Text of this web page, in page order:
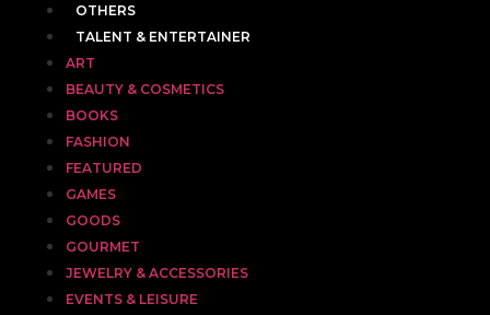
OTHERS
TALENT & ENTERTAINER
ART
BEAUTY & COSMETICS
BOOKS
FASHION
FEATURED
GAMES
GOODS
GOURMET
JEWELRY & ACCESSORIES
EVENTS & LEISURE